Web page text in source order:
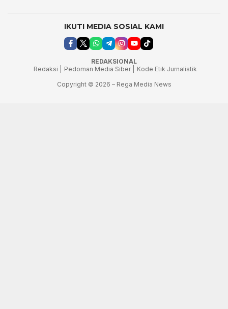
IKUTI MEDIA SOSIAL KAMI
REDAKSIONAL
Redaksi |
Pedoman Media Siber |
Kode Etik Jurnalistik
Copyright © 2026 – Rega Media News